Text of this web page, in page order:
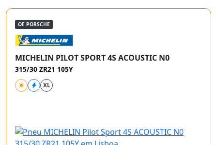
OE PORSCHE
MICHELIN PILOT SPORT 4S ACOUSTIC N0
315/30 ZR21 105Y
XL